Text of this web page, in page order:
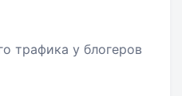
трафика у блогеров